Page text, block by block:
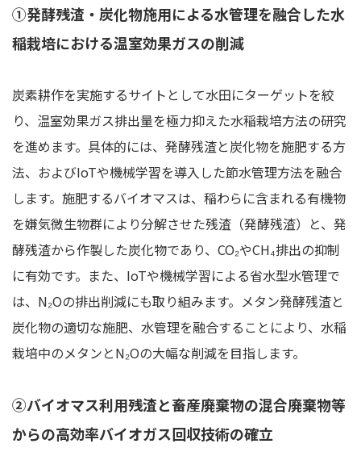
①発酵残渣・炭化物施用による水管理を融合した水
稲栽培における温室効果ガスの削減
炭素耕作を実施するサイトとして水田にターゲットを絞
り、温室効果ガス排出量を極力抑えた水稲栽培方法の研究
を進めます。具体的には、発酵残渣と炭化物を施肥する方
法、およびIoTや機械学習を導入した節水管理方法を融合
します。施肥するバイオマスは、稲わらに含まれる有機物
を嫌気微生物群により分解させた残渣（発酵残渣）と、発
酵残渣から作製した炭化物であり、CO₂やCH₄排出の抑制
に有効です。また、IoTや機械学習による省水型水管理で
は、N₂Oの排出削減にも取り組みます。メタン発酵残渣と
炭化物の適切な施肥、水管理を融合することにより、水稲
栽培中のメタンとN₂Oの大幅な削減を目指します。
②バイオマス利用残渣と畜産廃棄物の混合廃棄物等
からの高効率バイオガス回収技術の確立